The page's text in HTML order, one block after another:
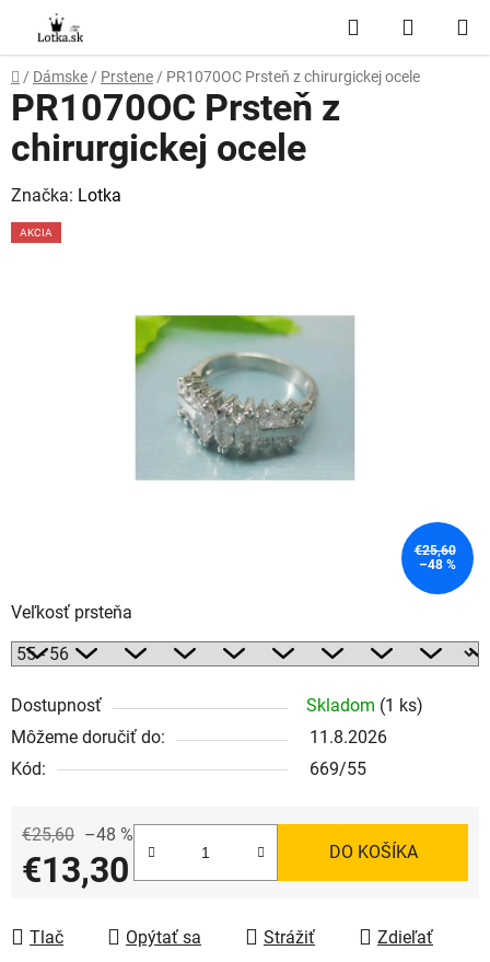
obsah
Hľadať
KOŠÍK
Domov
/ Dámske / Prstene / PR1070OC Prsteň z chirurgickej ocele
Veľkosť prsteňa
Dostupnosť Skladom (1 ks)
Môžeme doručiť do:
11.8.2026
Kód:
669/55
€25,60 –48 %
€13,30 DO KOŠÍKA
Tlač Opýtať sa Strážiť Zdieľať
PR1070OC Prsteň z
chirurgickej ocele
Značka: Lotka
AKCIA
€25,60
–48 %